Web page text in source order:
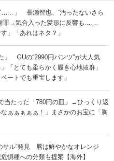
……」 長瀬智也、“汚ったないさら
罪→気合入った髪形に反響も……
」「あれはネタ？」
」 GUの“2990円パンツ”が大人気
「とても柔らかく履き心地抜群」
ートでも重宝します」
当たった「780円の皿」→ひっくり返
ぁぁぁぁ！」まさかのお宝に「胸
サル”発見 唇は鮮やかなオレンジ
惧種への分類も提案【海外】